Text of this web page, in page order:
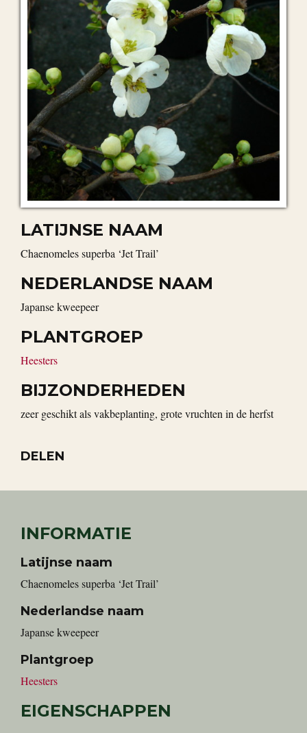
LATIJNSE NAAM
Chaenomeles superba ‘Jet Trail’
NEDERLANDSE NAAM
Japanse kweepeer
PLANTGROEP
Heesters
BIJZONDERHEDEN
zeer geschikt als vakbeplanting, grote vruchten in de herfst
DELEN
INFORMATIE
Latijnse naam
Chaenomeles superba ‘Jet Trail’
Nederlandse naam
Japanse kweepeer
Plantgroep
Heesters
EIGENSCHAPPEN